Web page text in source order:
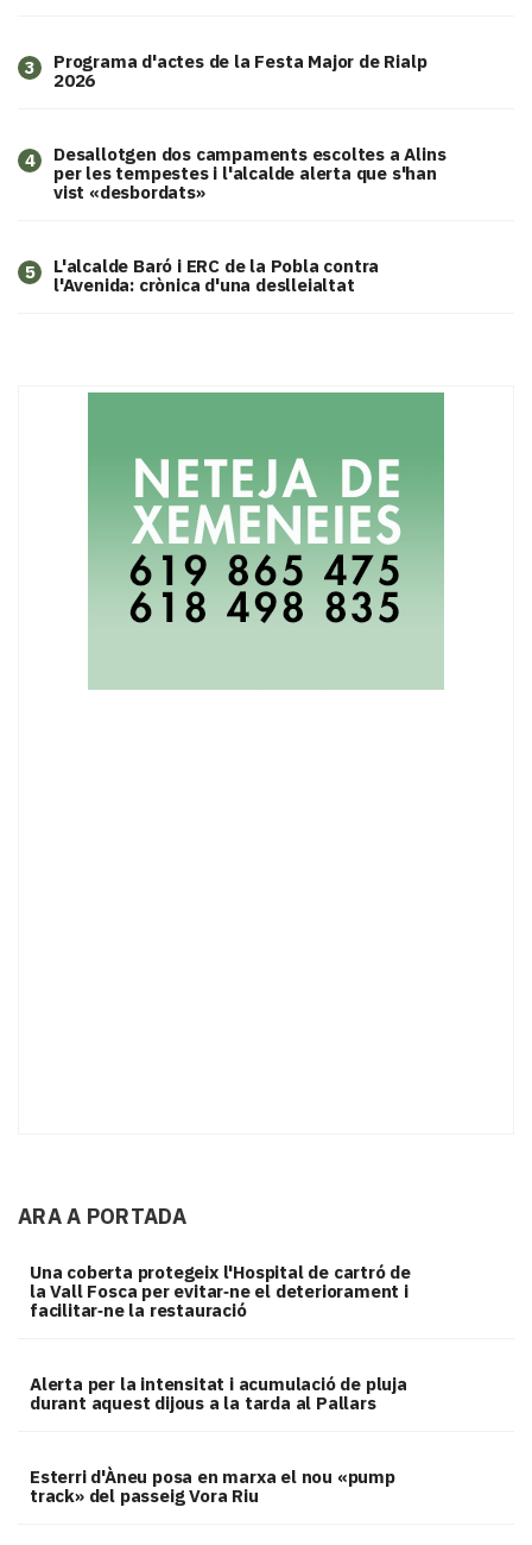
3
Programa d'actes de la Festa Major de Rialp
2026
4
​Desallotgen dos campaments escoltes a Alins
per les tempestes i l'alcalde alerta que s'han
vist «desbordats»
5
L'alcalde Baró i ERC de la Pobla contra
l'Avenida: crònica d'una deslleialtat
ARA A PORTADA
Una coberta protegeix l'Hospital de cartró de
la Vall Fosca per evitar‑ne el deteriorament i
facilitar‑ne la restauració
Alerta per la intensitat i acumulació de pluja
durant aquest dijous a la tarda al Pallars
Esterri d'Àneu posa en marxa el nou «pump
track» del passeig Vora Riu